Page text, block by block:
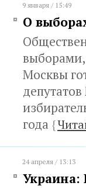
9 января / 15:49
О
Москвы
года {
24 апреля / 13:13
Украина: